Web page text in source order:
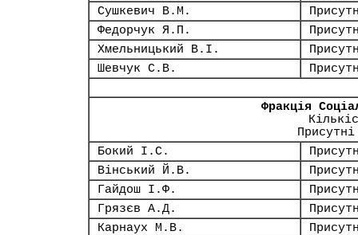
Сушкевич В.М.
Федорчук Я.П.
Хмельницький В.І.
Шевчук С.В.
Фракція
Бокий І.С.
Вінський Й.В.
Гайдош І.Ф.
Грязєв А.Д.
Карнаух М.В.